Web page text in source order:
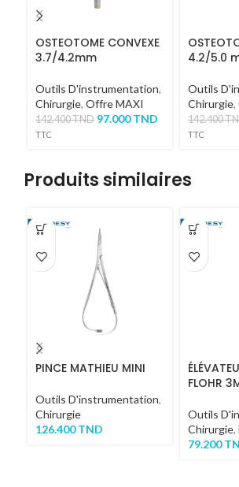
OSTEOTOME CONVEXE
3.7/4.2mm
Outils D'instrumentation,
Chirurgie, Offre MAXI
142.400TND 97.000TND
TTC
4.2/5.0
Outils
Chirurgie,
142.400
TTC
Produits similaires
PINCE MATHIEU MINI
Outils D'instrumentation,
Chirurgie
126.400TND
FLOHR
Outils
Chirurgie,
79.200